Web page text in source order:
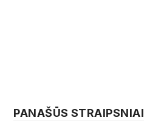
PANAŠŪS STRAIPSNIAI